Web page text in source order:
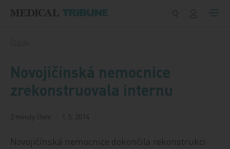
Novojičínská nemocnice
zrekonstruovala internu
2 minuty čtení 1. 5. 2014
Novojičínská nemocnice dokončila rekonstrukci